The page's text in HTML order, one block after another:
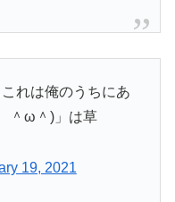
れは俺のうちにあ
＾ω＾)」は草
19, 2021